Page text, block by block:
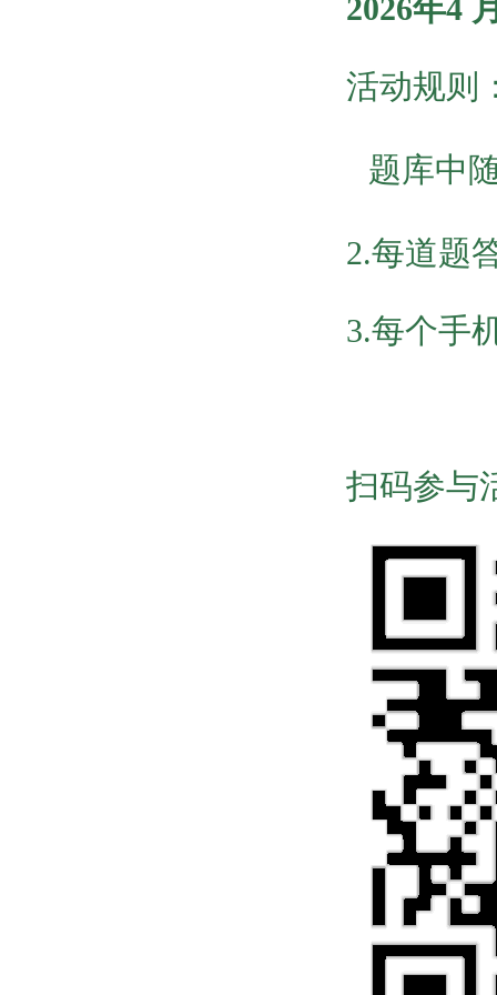
2026年4
活动规则
题库中
2.每道题
3.每个手
扫码参与